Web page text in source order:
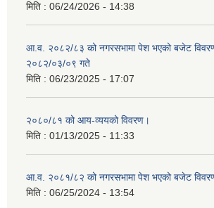
मिति : 06/24/2026 - 14:38
आ.व. २०८२/८३ को नगरसभामा पेश भएको बजेट
२०८२/०३/०९ गते
मिति : 06/23/2025 - 17:07
२०८०/८१ को आय-व्ययको विवरण।
मिति : 01/13/2025 - 11:33
आ.व. २०८१/८२ को नगरसभामा पेश भएको बजेट
मिति : 06/25/2024 - 13:54